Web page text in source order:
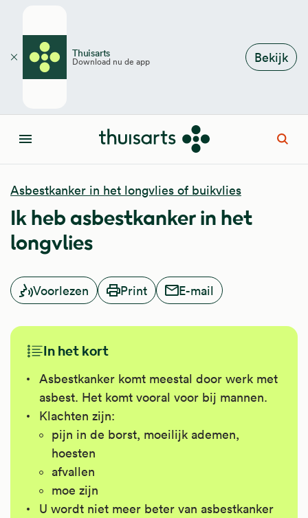
Thuisarts
Download nu de app Bekijk
Sluiten
Menu
Asbestkanker in het longvlies of buikvlies
Ik heb asbestkanker in het
longvlies
Voorlezen Print E-mail
In het kort
Asbestkanker komt meestal door werk met
asbest. Het komt vooral voor bij mannen.
Klachten zijn:
pijn in de borst, moeilijk ademen,
hoesten
afvallen
moe zijn
U wordt niet meer beter van asbestkanker